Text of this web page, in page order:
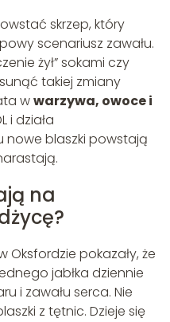
skrzep, który
scenariusz zawału.
żył” sokami czy
takiej zmiany
wwarzywa, owoce i
i działa
nowe blaszki powstają
na
pokazały, że
jabłka dziennie
i zawału serca. Nie
z tętnic. Dzieje się